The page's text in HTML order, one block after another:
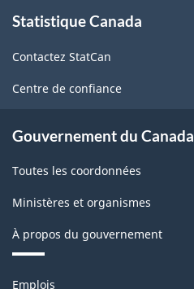
propos
ce
site
Statistique Canada
Contactez StatCan
Centre de confiance
Gouvernement du Canada
Toutes les coordonnées
Ministères et organismes
À propos du gouvernement
Thèmes
Emplois